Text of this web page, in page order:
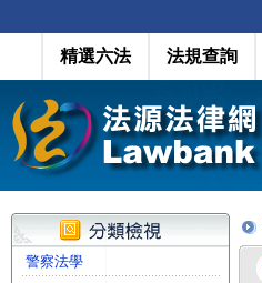
精選六法 法規查詢
警察法學